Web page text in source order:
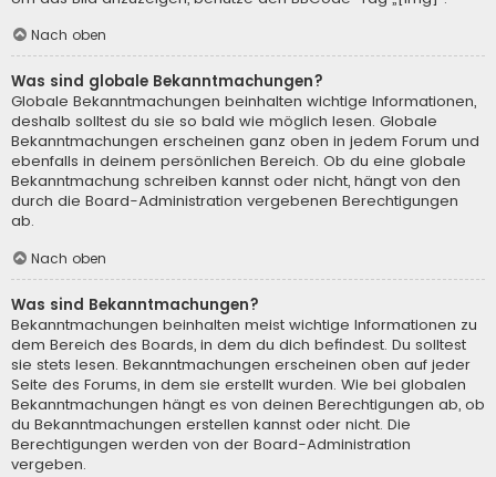
Nach oben
Was sind globale Bekanntmachungen?
Globale Bekanntmachungen beinhalten wichtige Informationen,
deshalb solltest du sie so bald wie möglich lesen. Globale
Bekanntmachungen erscheinen ganz oben in jedem Forum und
ebenfalls in deinem persönlichen Bereich. Ob du eine globale
Bekanntmachung schreiben kannst oder nicht, hängt von den
durch die Board-Administration vergebenen Berechtigungen
ab.
Nach oben
Was sind Bekanntmachungen?
Bekanntmachungen beinhalten meist wichtige Informationen zu
dem Bereich des Boards, in dem du dich befindest. Du solltest
sie stets lesen. Bekanntmachungen erscheinen oben auf jeder
Seite des Forums, in dem sie erstellt wurden. Wie bei globalen
Bekanntmachungen hängt es von deinen Berechtigungen ab, ob
du Bekanntmachungen erstellen kannst oder nicht. Die
Berechtigungen werden von der Board-Administration
vergeben.